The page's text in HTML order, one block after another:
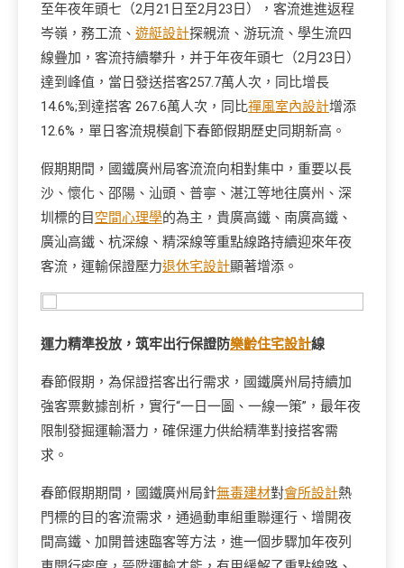
至年夜年頭七（2月21日至2月23日），客流進進返程
岑嶺，務工流、 遊艇設計探親流、游玩流、學生流四
線疊加，客流持續攀升，并于年夜年頭七（2月23日）
達到峰值，當日發送搭客257.7萬人次，同比增長
14.6%;到達搭客 267.6萬人次，同比禪風室內設計增添
12.6%，單日客流規模創下春節假期歷史同期新高。
假期期間，國鐵廣州局客流流向相對集中，重要以長
沙、懷化、邵陽、汕頭、普寧、湛江等地往廣州、深
圳標的目 空間心理學的為主，貴廣高鐵、南廣高鐵、
廣汕高鐵、杭深線、精深線等重點線路持續迎來年夜
客流，運輸保證壓力退休宅設計顯著增添。
運力精準投放，筑牢出行保證防樂齡住宅設計線
春節假期，為保證搭客出行需求，國鐵廣州局持續加
強客票數據剖析，實行“一日一圖、一線一策”，最年夜
限制發掘運輸潛力，確保運力供給精準對接搭客需
求。
春節假期期間，國鐵廣州局針無毒建材對會所設計熱
門標的目的客流需求，通過動車組重聯運行、增開夜
間高鐵、加開普速臨客等方法，進一個步驟加年夜列